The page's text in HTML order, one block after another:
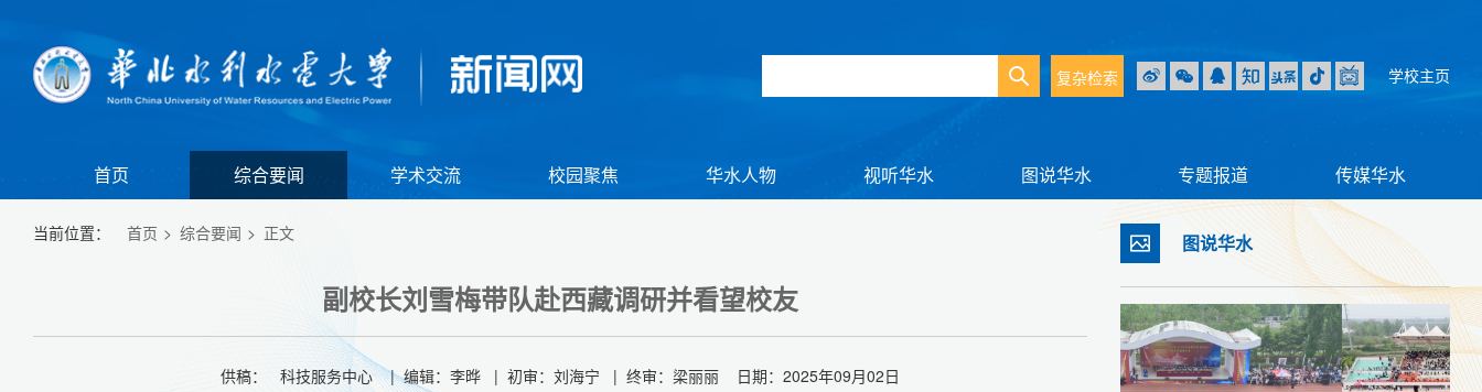
复杂检索 学校主页
首页 综合要闻 学术交流 校园聚焦 华水人物 视听华水 图说华水 专题报道 传媒华水
当前位置： 首页 综合要闻 正文
副校长刘雪梅带队赴西藏调研并看望校友
供稿： 科技服务中心 | 编辑：李晔 | 初审：刘海宁 | 终审：梁丽丽 日期：2025年09月02日
图说华水